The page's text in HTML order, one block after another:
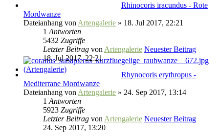
Rhinocoris iracundus - Rote
Mordwanze
Dateianhang von Artengalerie » 18. Jul 2017, 22:21
1 Antworten
5432 Zugriffe
Letzter Beitrag von Artengalerie Neuester Beitrag
18. Jul 2017, 22:21
Rhynocoris erythropus -
Mediterrane Mordwanze
Dateianhang von Artengalerie » 24. Sep 2017, 13:14
1 Antworten
5923 Zugriffe
Letzter Beitrag von Artengalerie Neuester Beitrag
24. Sep 2017, 13:20